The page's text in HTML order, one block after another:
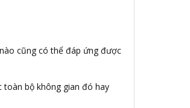
cũng có thể đáp ứng được
bộ không gian đó hay